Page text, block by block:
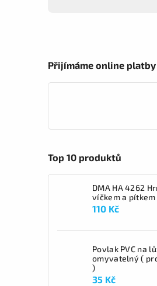
Přijímáme online platby
Top 10 produktů
DMA HA 4262
víčkem a pítkem
110 Kč
Povlak PVC na
omyvatelný (
)
35 Kč